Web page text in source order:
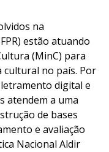
na
estão atuando
(MinC) para
cultural no país. Por
digital e
atendem a uma
de bases
e avaliação
Nacional Aldir